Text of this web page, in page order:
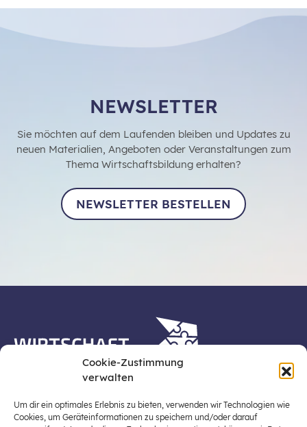
Cookie-Zustimmung
verwalten
Um dir ein optimales Erlebnis zu bieten, verwenden wir Technologien wie
Cookies, um Geräteinformationen zu speichern und/oder darauf
NEWSLETTER
Sie möchten auf dem Laufenden bleiben und Updates zu
neuen Materialien, Angeboten oder Veranstaltungen zum
Thema Wirtschaftsbildung erhalten?
NEWSLETTER BESTELLEN
Stiftung für Wirtschaftsbildung, Österreichs zentraler
Plattform für die Stärkung und Verbreiterung einer